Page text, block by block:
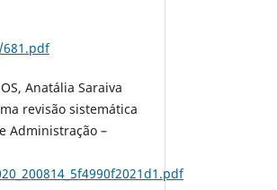
Anatália Saraiva
revisão sistemática
Administração –